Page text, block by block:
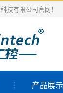
技有限公司官网！
产品展示